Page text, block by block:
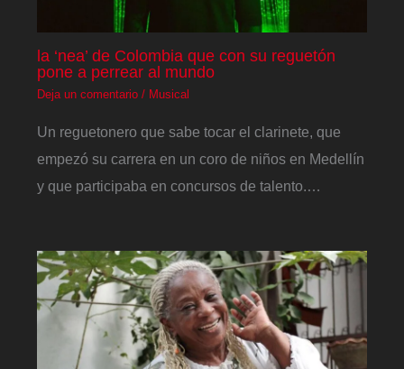
la ‘nea’ de Colombia que con su reguetón
pone a perrear al mundo
Deja un comentario / Musical
Un reguetonero que sabe tocar el clarinete, que
empezó su carrera en un coro de niños en Medellín
y que participaba en concursos de talento.…